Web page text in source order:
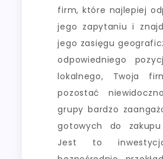
firm, które najlepiej
jego zapytaniu i
jego zasięgu
odpowiedniego
lokalnego, Twoja
pozostać
grupy bardzo
gotowych do
Jest to